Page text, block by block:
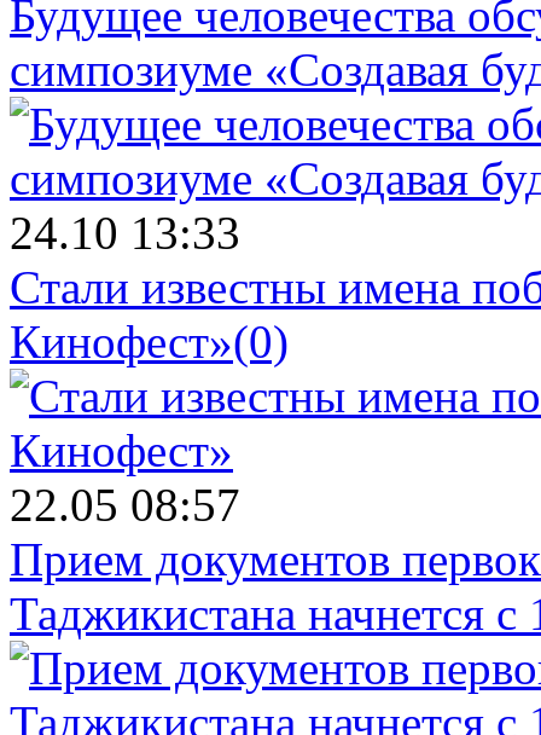
Будущее человечества
симпозиуме «Создавая
24.10 13:33
Стали известны имена
Кинофест»(0)
22.05 08:57
Прием документов
Таджикистана начнется с